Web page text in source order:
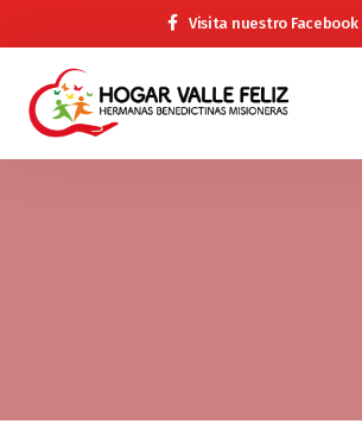
Visita nuestro Facebook